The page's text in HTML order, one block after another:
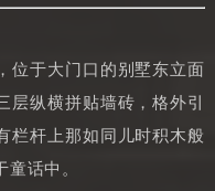
位于大门口的别墅东立面
层纵横拼贴墙砖，格外引
栏杆上那如同儿时积木般
话中。